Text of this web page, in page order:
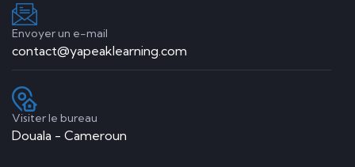
Envoyer un e-mail
contact@yapeaklearning.com
Visiter le bureau
Douala - Cameroun